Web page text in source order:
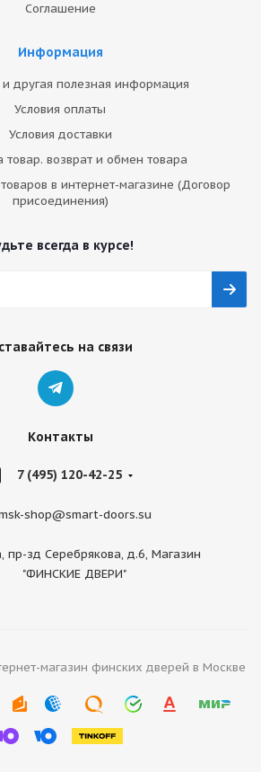
Соглашение
Информация
и другая полезная информация
Условия оплаты
Условия доставки
товар. возврат и обмен товара
в интернет-магазине (Договор
присоединения)
всегда в курсе!
на связи
Контакты
7 (495) 120-42-25
shop@smart-doors.su
пр-зд Серебрякова, д.6, Магазин
"ФИНСКИЕ ДВЕРИ"
магазин финских дверей в Москве